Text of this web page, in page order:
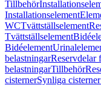
Tillbehör
Installationselement
WCTvättställselement
Tvättställselement
Bidéelement
belastningarReservdelar
belastningarTillbehör
cisternerSynliga